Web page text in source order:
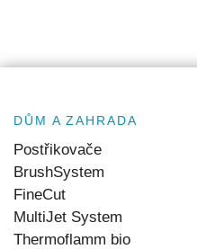
DŮM A ZAHRADA
Postřikovače
BrushSystem
FineCut
MultiJet System
Thermoflamm bio